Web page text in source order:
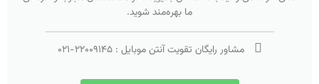
ما بهره‌مند شوید.
مشاور رایگان تقویت آنتن موبایل :۲۲۰۰۹۱۴۵-۰۲۱